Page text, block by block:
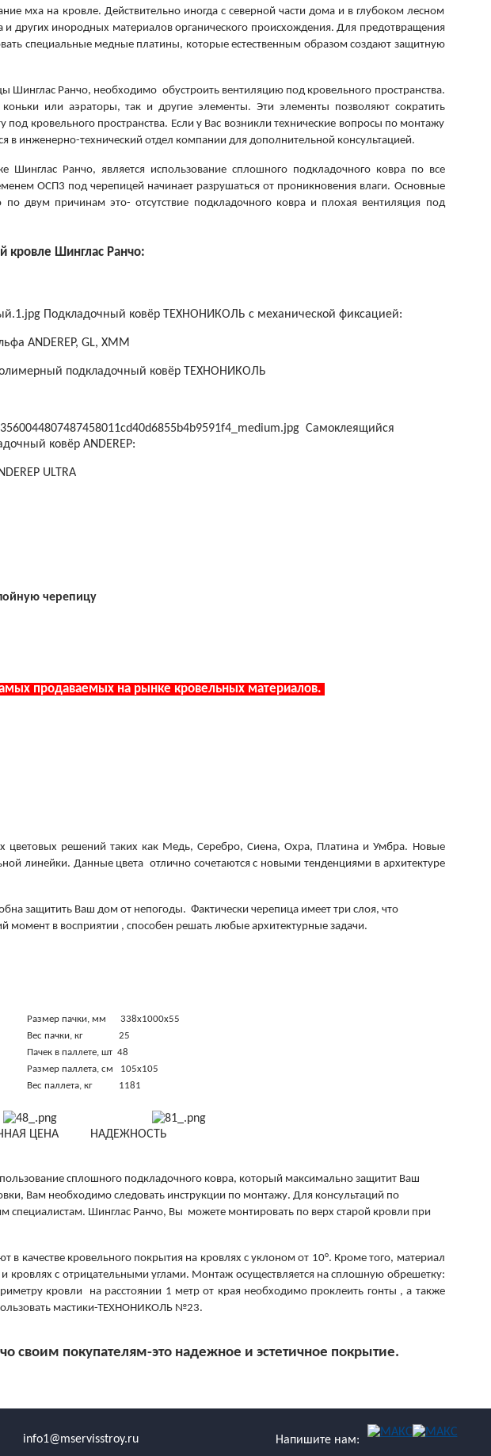
мха на кровле. Действительно иногда с северной части дома и в глубоком лесном
и других инородных материалов органического происхождения. Для предотвращения
специальные медные платины, которые естественным образом создают защитную
Шинглас Ранчо, необходимо обустроить вентиляцию под кровельного пространства.
или аэраторы, так и другие элементы. Эти элементы позволяют сократить
кровельного пространства. Если у Вас возникли технические вопросы по монтажу
инженерно-технический отдел компании для дополнительной консультацией.
Ранчо, является использование сплошного подкладочного ковра по все
ОСП3 под черепицей начинает разрушаться от проникновения влаги. Основные
двум причинам это- отсутствие подкладочного ковра и плохая вентиляция под
кровле Шинглас Ранчо:
Подкладочный ковёр ТЕХНОНИКОЛЬ с механической фиксацией:
ANDEREP, GL, XMM
подкладочный ковёр ТЕХНОНИКОЛЬ
Самоклеящийся
ковёр ANDEREP:
ULTRA
черепицу
продаваемых на рынке кровельных материалов.
цветовых решений таких как Медь, Серебро, Сиена, Охра, Платина и Умбра. Новые
линейки. Данные цвета отлично сочетаются с новыми тенденциями в архитектуре
защитить Ваш дом от непогоды. Фактически черепица имеет три слоя, что
момент в восприятии , способен решать любые архитектурные задачи.
Размер пачки, мм 338х1000х55
Вес пачки, кг 25
Пачек в паллете, шт 48
Размер паллета, см 105х105
Вес паллета, кг 1181
ЦЕНА НАДЕЖНОСТЬ
сплошного подкладочного ковра, который максимально защитит Ваш
Вам необходимо следовать инструкции по монтажу. Для консультаций по
специалистам. Шинглас Ранчо, Вы можете монтировать по верх старой кровли при
в качестве кровельного покрытия на кровлях с уклоном от 10°. Кроме того, материал
кровлях с отрицательными углами. Монтаж осуществляется на сплошную обрешетку:
кровли на расстоянии 1 метр от края необходимо проклеить гонты , а также
мастики-ТЕХНОНИКОЛЬ №23.
покупателям-это надежное и эстетичное покрытие.
info1@mservisstroy.ru Напишите нам: